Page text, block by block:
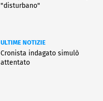
"disturbano"
ULTIME NOTIZIE
Cronista indagato simulò
attentato